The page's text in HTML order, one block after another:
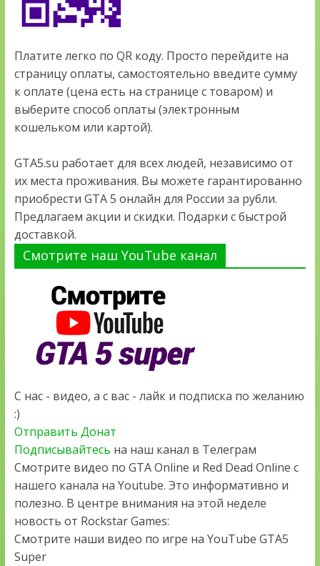
Платите легко по QR коду. Просто перейдите на
страницу оплаты, самостоятельно введите сумму
к оплате (цена есть на странице с товаром) и
выберите способ оплаты (электронным
кошельком или картой).
GTA5.su работает для всех людей, независимо от
их места проживания. Вы можете гарантированно
приобрести GTA 5 онлайн для России за рубли.
Предлагаем акции и скидки. Подарки с быстрой
доставкой.
Смотрите наш YouTube канал
С нас - видео, а с вас - лайк и подписка по желанию
:)
Отправить Донат
Подписывайтесь на наш канал в Телеграм
Смотрите видео по GTA Online и Red Dead Online с
нашего канала на Youtube. Это информативно и
полезно. В центре внимания на этой неделе
новость от Rockstar Games:
Смотрите наши видео по игре на YouTube GTA5
Super